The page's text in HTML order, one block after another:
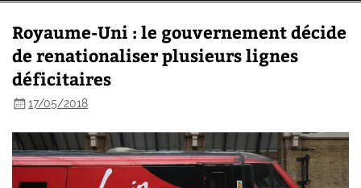
Royaume-Uni : le gouvernement décide
de renationaliser plusieurs lignes
déficitaires
17/05/2018